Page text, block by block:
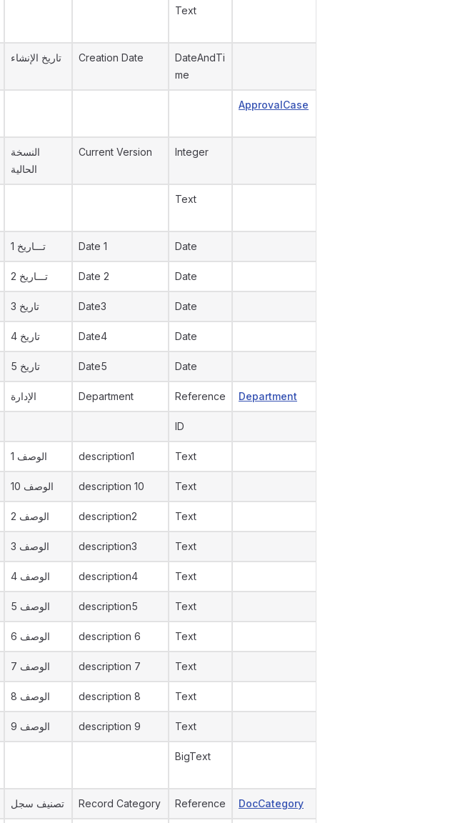
Text
تاريخ الإنشاء Creation Date
DateAndTi
me
ApprovalCase
النسخة
الحالية
Current Version Integer
Text
تـــاريخ 1 Date 1 Date
تـــاريخ 2 Date 2 Date
تاريخ 3 Date3 Date
تاريخ 4 Date4 Date
تاريخ 5 Date5 Date
الإدارة Department Reference Department
ID
الوصف 1 description1 Text
الوصف 10 description 10 Text
الوصف 2 description2 Text
الوصف 3 description3 Text
الوصف 4 description4 Text
الوصف 5 description5 Text
الوصف 6 description 6 Text
الوصف 7 description 7 Text
الوصف 8 description 8 Text
الوصف 9 description 9 Text
BigText
تصنيف سجل Record Category Reference DocCategory